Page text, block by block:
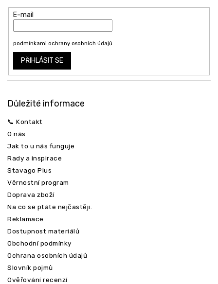
E-mail
podmínkami ochrany osobních údajů
PŘIHLÁSIT SE
Důležité informace
📞 Kontakt
O nás
Jak to u nás funguje
Rady a inspirace
Stavago Plus
Věrnostní program
Doprava zboží
Na co se ptáte nejčastěji.
Reklamace
Dostupnost materiálů
Obchodní podmínky
Ochrana osobních údajů
Slovník pojmů
Ověřování recenzí